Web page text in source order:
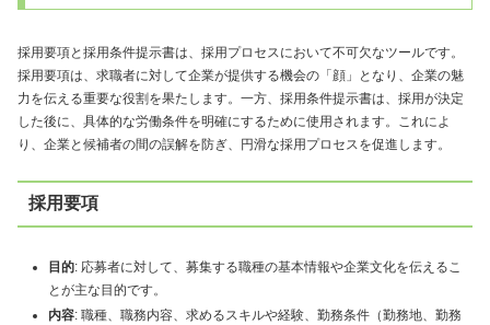
採用要項と採用条件提示書は、採用プロセスにおいて不可欠なツールです。
採用要項は、求職者に対して企業が提供する機会の「顔」となり、企業の魅
力を伝える重要な役割を果たします。一方、採用条件提示書は、採用が決定
した後に、具体的な労働条件を明確にするために使用されます。これによ
り、企業と候補者の間の誤解を防ぎ、円滑な採用プロセスを促進します。
採用要項
目的: 応募者に対して、募集する職種の基本情報や企業文化を伝えるこ
とが主な目的です。
内容: 職種、職務内容、求めるスキルや経験、勤務条件（勤務地、勤務